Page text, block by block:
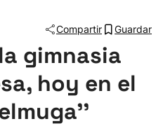
Compartir Guardar
gimnasia
hoy en el